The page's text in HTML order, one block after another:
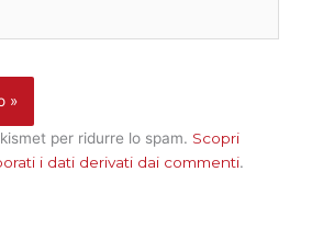
per ridurre lo spam. Scopri
i dati derivati dai commenti.